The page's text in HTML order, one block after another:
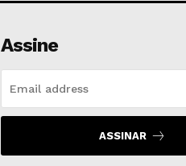
Assine
ASSINAR